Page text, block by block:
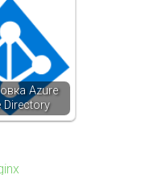
Azure
Directory